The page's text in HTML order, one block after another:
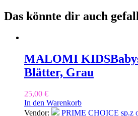
Das könnte dir auch
MALOMI KIDS
Blätter, Grau
25,00 €
In den Warenkorb
Vendor:
PRIME CHOICE sp.z